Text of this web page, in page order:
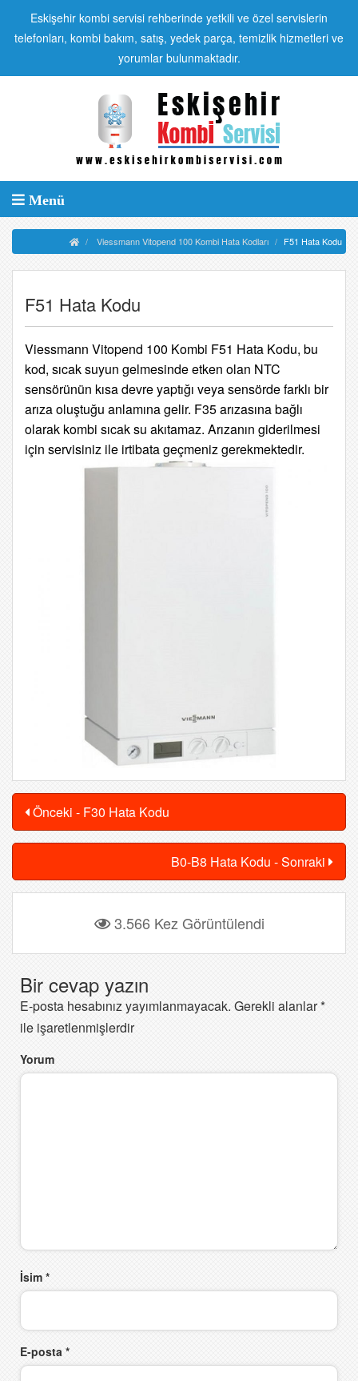
Eskişehir kombi servisi rehberinde yetkili ve özel servislerin
telefonları, kombi bakım, satış, yedek parça, temizlik hizmetleri ve
yorumlar bulunmaktadır.
Menü
Viessmann Vitopend 100 Kombi Hata Kodları F51 Hata Kodu
F51 Hata Kodu
Viessmann Vitopend 100 Kombi F51 Hata Kodu, bu
kod, sıcak suyun gelmesinde etken olan NTC
sensörünün kısa devre yaptığı veya sensördefarklı bir
arıza oluştuğu anlamına gelir. F35 arızasına bağlı
olarak kombi sıcak su akıtamaz. Arızanın giderilmesi
için servisiniz ile irtibata geçmeniz gerekmektedir.
Önceki - F30 Hata Kodu
B0-B8 Hata Kodu - Sonraki
3.566 Kez Görüntülendi
Bir cevap yazın
E-posta hesabınız yayımlanmayacak. Gerekli alanlar*
ile işaretlenmişlerdir
Yorum
İsim *
E-posta *